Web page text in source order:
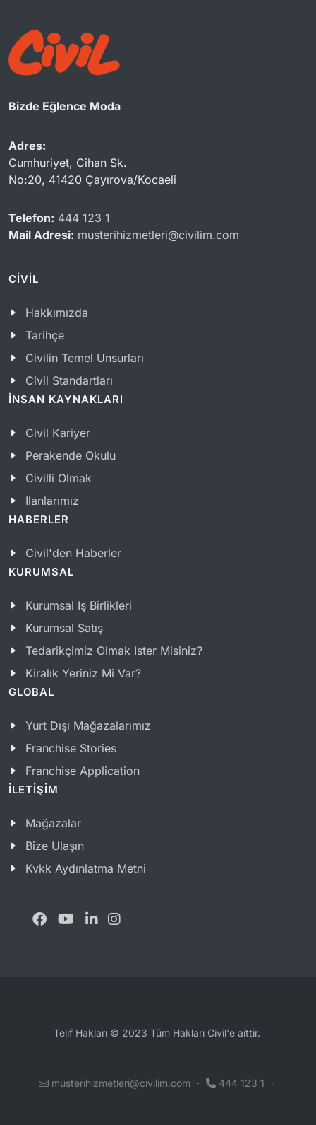
Bizde Eğlence Moda
Adres:
Cumhuriyet, Cihan Sk.
No:20, 41420 Çayırova/Kocaeli
Telefon: 444 123 1
Mail Adresi: musterihizmetleri@civilim.com
CİVİL
Hakkımızda
Tarihçe
Civilin Temel Unsurları
Civil Standartları
İNSAN KAYNAKLARI
Civil Kariyer
Perakende Okulu
Civilli Olmak
Ilanlarımız
HABERLER
Civil'den Haberler
KURUMSAL
Kurumsal Iş Birlikleri
Kurumsal Satış
Tedarikçimiz Olmak Ister Misiniz?
Kiralık Yeriniz Mi Var?
GLOBAL
Yurt Dışı Mağazalarımız
Franchise Stories
Franchise Application
İLETİŞİM
Mağazalar
Bize Ulaşın
Kvkk Aydınlatma Metni
Telif Hakları © 2023 Tüm Hakları Civil'e aittir.
musterihizmetleri@civilim.com · 444 123 1 ·